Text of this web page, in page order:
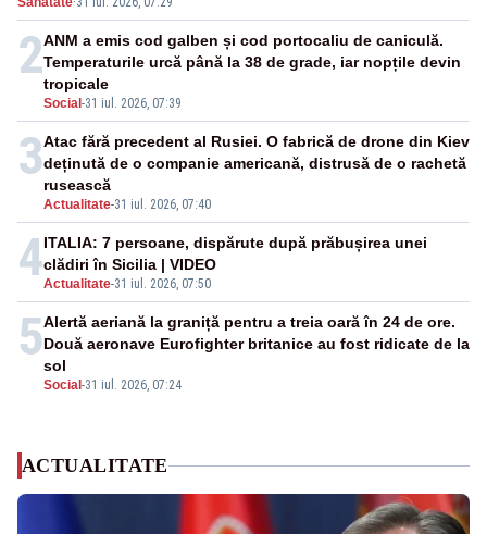
2
Social -31 iul. 2026, 07:39
ANM a emis cod galben și cod portocaliu de caniculă.
Temperaturile urcă până la 38 de grade, iar nopțile devin
tropicale
3
Actualitate-31 iul. 2026, 07:40
Atac fără precedent al Rusiei. O fabrică de drone din Kiev
deținută de o companie americană, distrusă de o rachetă
rusească
4Actualitate-31 iul. 2026, 07:50
ITALIA: 7 persoane, dispărute după prăbușirea unei
clădiri în Sicilia | VIDEO
5
Social -31 iul. 2026, 07:24
Alertă aeriană la graniță pentru a treia oară în 24 de ore.
Două aeronave Eurofighter britanice au fost ridicate de la
sol
ACTUALITATE